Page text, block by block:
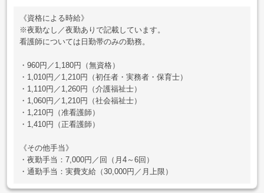
《資格による時給》
※夜勤なし／夜勤ありで記載しています。
看護師については日勤帯のみの勤務。
・960円／1,180円（無資格）
・1,010円／1,210円（初任者・実務者・保育士）
・1,110円／1,260円（介護福祉士）
・1,060円／1,210円（社会福祉士）
・1,210円（准看護師）
・1,410円（正看護師）
《その他手当》
・夜勤手当：7,000円／回（月4～6回）
・通勤手当：実費支給（30,000円／月上限）